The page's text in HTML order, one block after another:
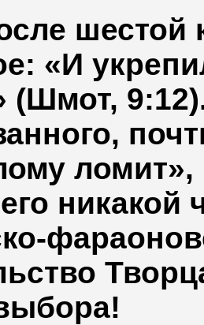
шестой
«И
(Шмот,
ломит»,
никакой